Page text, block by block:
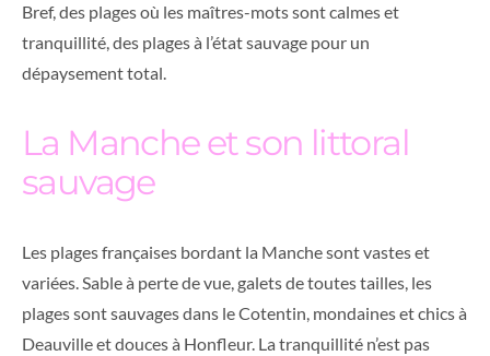
Bref, des plages où les maîtres-mots sont calmes et
tranquillité, des plages à l’état sauvage pour un
dépaysement total.
La Manche et son littoral
sauvage
Les plages françaises bordant la Manche sont vastes et
variées. Sable à perte de vue, galets de toutes tailles, les
plages sont sauvages dans le Cotentin, mondaines et chics à
Deauville et douces à Honfleur. La tranquillité n’est pas